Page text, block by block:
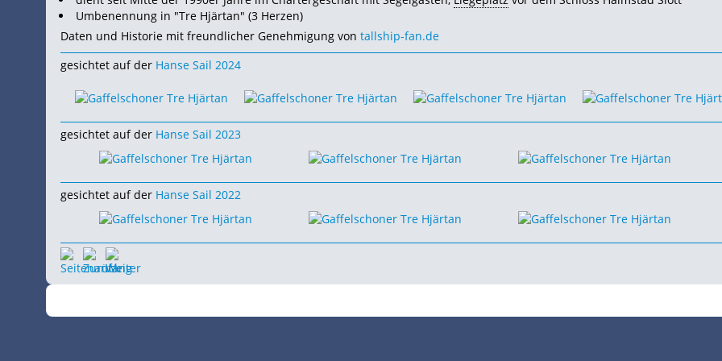
Umbenennung in "Tre Hjärtan" (3 Herzen)
Daten und Historie mit freundlicher Genehmigung von tallship-fan.de
gesichtet auf der Hanse Sail 2024
gesichtet auf der Hanse Sail 2023
gesichtet auf der Hanse Sail 2022